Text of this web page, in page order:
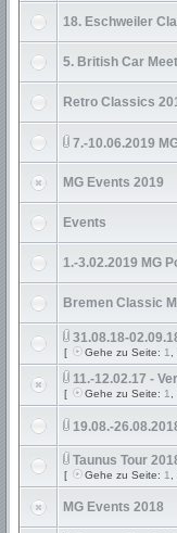
18. Eschweiler
5. British Car
Retro Classics
7.-10.06.2019
MG Events 2019
Events
1.-3.02.2019 MG
Bremen Classic
31.08.18-
[ Gehe zu Seite: 1
11.-12.02.17 -
[ Gehe zu Seite: 1
19.08.-
Taunus Tour
[ Gehe zu Seite: 1
MG Events 2018